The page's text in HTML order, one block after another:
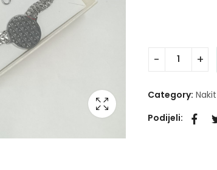
Category: Nakit
Podijeli: